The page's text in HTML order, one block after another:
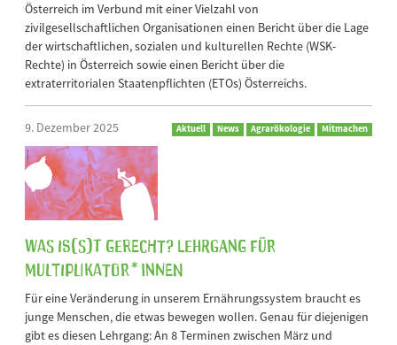
Österreich im Verbund mit einer Vielzahl von
zivilgesellschaftlichen Organisationen einen Bericht über die Lage
der wirtschaftlichen, sozialen und kulturellen Rechte (WSK-
Rechte) in Österreich sowie einen Bericht über die
extraterritorialen Staatenpflichten (ETOs) Österreichs.
9. Dezember 2025 Aktuell News Agrarökologie Mitmachen
Was is(s)t gerecht? Lehrgang für
Multiplikator*innen
Für eine Veränderung in unserem Ernährungssystem braucht es
junge Menschen, die etwas bewegen wollen. Genau für diejenigen
gibt es diesen Lehrgang: An 8 Terminen zwischen März und